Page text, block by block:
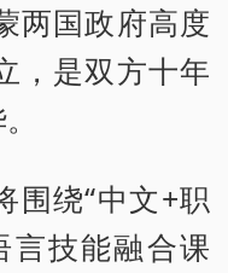
两国政府高度
，是双方十年
围绕“中文+职
言技能融合课